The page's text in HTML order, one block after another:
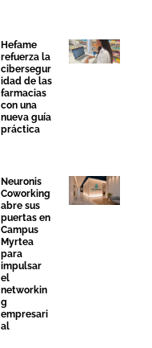
Hefame
refuerza la
cibersegur
idad de las
farmacias
con una
nueva guía
práctica
Neuronis
Coworking
abre sus
puertas en
Campus
Myrtea
para
impulsar
el
networkin
g
empresari
al